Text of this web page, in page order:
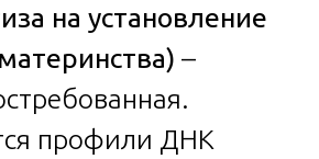
на установление
–
профили ДНК